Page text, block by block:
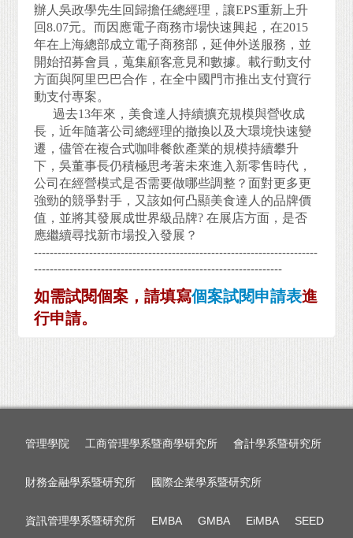
辦人吳政學先生回歸擔任總經理，讓EPS重新上升
回8.07元。而因應電子商務市場快速興起，在2015
年在上海總部成立電子商務部，延伸外送服務，並
開始招募會員，蒐集顧客意見和數據。載行動支付
方面與阿里巴巴合作，在全中國門市推出支付寶行
動支付專案。
過去13年來，美食達人持續擴充規模與營收成
長，近年隨著公司總經理的撤換以及大環境快速變
遷，儘管在複合式咖啡餐飲產業的規模持續攀升
下，吳董事長仍積極思考著未來進入新零售時代，
公司在經營模式是否需要做哪些調整？面對更多更
強勁的競爭對手，又該如何凸顯美食達人的品牌價
值，並將其發展成世界級品牌?在展店方面，是否
應繼續尋找新市場投入發展？
------------------------------------------------------------------------
---------------------------------------------------------------
如需試閱個案，請填寫個案試閱申請表進
行申請。
管理學院 工商管理學系暨商學研究所 會計學系暨研究所
財務金融學系暨研究所 國際企業學系暨研究所
資訊管理學系暨研究所 EMBA GMBA EiMBA SEED